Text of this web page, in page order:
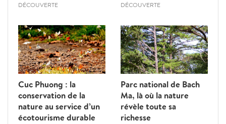
DÉCOUVERTE DÉCOUVERTE
Cuc Phuong : la
conservation de la
nature au service d’un
écotourisme durable
Parc national de Bach
Ma, là où la nature
révèle toute sa
richesse